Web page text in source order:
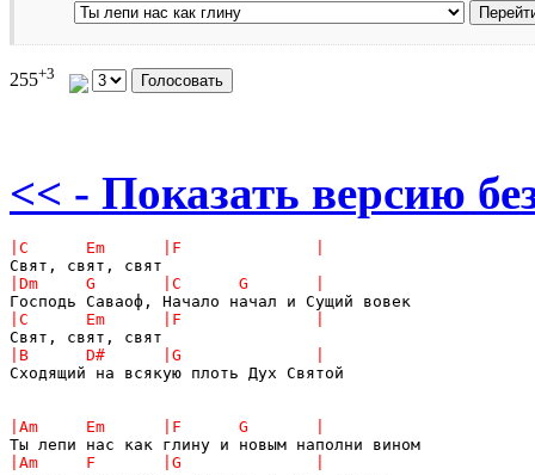
255+3
<< - Показать версию
Сходящий на всякую плоть Дух Святой